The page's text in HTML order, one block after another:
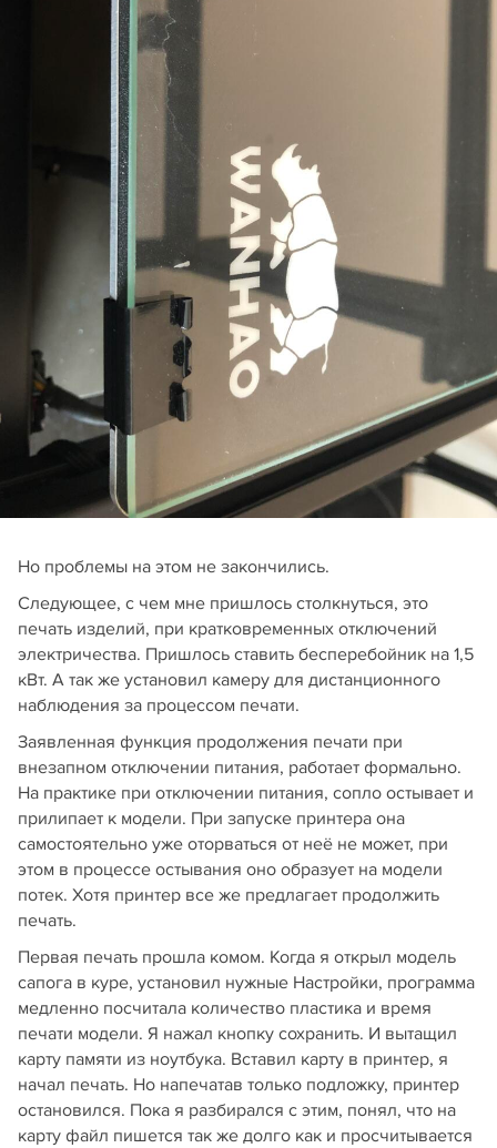
Но проблемы на этом не закончились.
Следующее, с чем мне пришлось столкнуться, это
печать изделий, при кратковременных отключений
электричества. Пришлось ставить бесперебойник на 1,5
кВт. А так же установил камеру для дистанционного
наблюдения за процессом печати.
Заявленная функция продолжения печати при
внезапном отключении питания, работает формально.
На практике при отключении питания, сопло остывает и
прилипает к модели. При запуске принтера она
самостоятельно уже оторваться от неё не может, при
этом в процессе остывания оно образует на модели
потек. Хотя принтер все же предлагает продолжить
печать.
Первая печать прошла комом. Когда я открыл модель
сапога в куре, установил нужные Настройки, программа
медленно посчитала количество пластика и время
печати модели. Я нажал кнопку сохранить. И вытащил
карту памяти из ноутбука. Вставил карту в принтер, я
начал печать. Но напечатав только подложку, принтер
остановился. Пока я разбирался с этим, понял, что на
карту файл пишется так же долго как и просчитывается